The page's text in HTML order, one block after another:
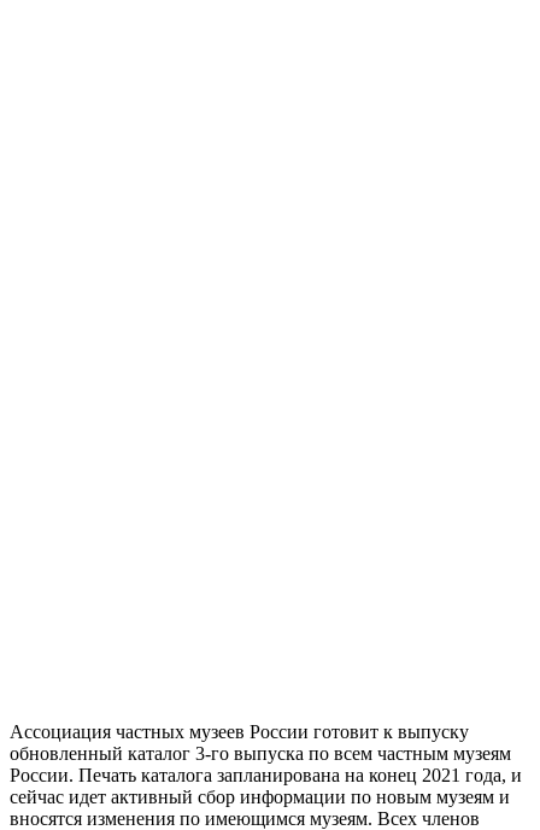
Ассоциация частных музеев России готовит к выпуску
обновленный каталог 3-го выпуска по всем частным музеям
России. Печать каталога запланирована на конец 2021 года, и
сейчас идет активный сбор информации по новым музеям и
вносятся изменения по имеющимся музеям. Всех членов